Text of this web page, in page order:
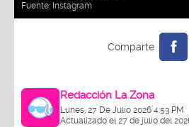
Fuente: Instagram
Redacción La Zona
Lunes, 27 De Julio 2026 4:53 PM
Actualizado el 27 de julio del